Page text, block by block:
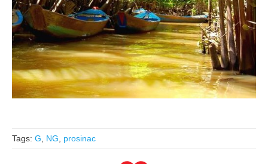
Tags: G, NG, prosinac